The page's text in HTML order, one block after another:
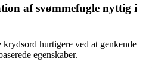
af svømmefugle nyttig i
hurtigere ved at genkende
egenskaber.